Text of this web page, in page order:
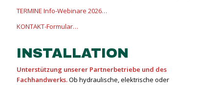
TERMINE Info-Webinare 2026…
KONTAKT-Formular…
INSTALLATION
Unterstützung unserer Partnerbetriebe und des
Fachhandwerks.Ob hydraulische, elektrische oder